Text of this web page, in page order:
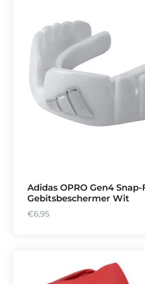
Adidas OPRO Gen4 Snap-
Gebitsbeschermer Wit
€6,95